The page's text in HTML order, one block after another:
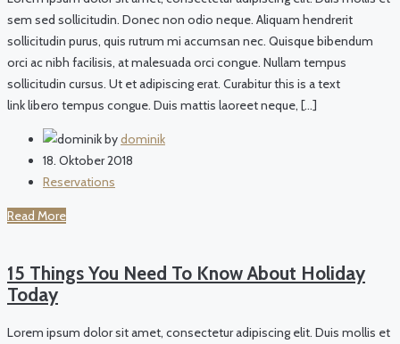
sem sed sollicitudin. Donec non odio neque. Aliquam hendrerit
sollicitudin purus, quis rutrum mi accumsan nec. Quisque bibendum
orci ac nibh facilisis, at malesuada orci congue. Nullam tempus
sollicitudin cursus. Ut et adipiscing erat. Curabitur this is a text
link libero tempus congue. Duis mattis laoreet neque, […]
bydominik
18. Oktober 2018
Reservations
Read More
15 Things You Need To Know About Holiday
Today
Lorem ipsum dolor sit amet, consectetur adipiscing elit. Duis mollis et